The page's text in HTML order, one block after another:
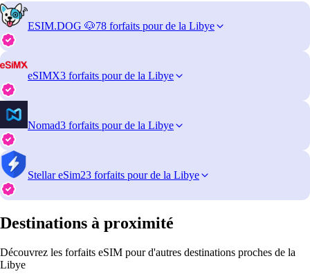
ESIM.DOG 🐶78 forfaits pour de la Libye
eSIMX3 forfaits pour de la Libye
Nomad3 forfaits pour de la Libye
Stellar eSim23 forfaits pour de la Libye
Destinations à proximité
Découvrez les forfaits eSIM pour d'autres destinations proches de la
Libye